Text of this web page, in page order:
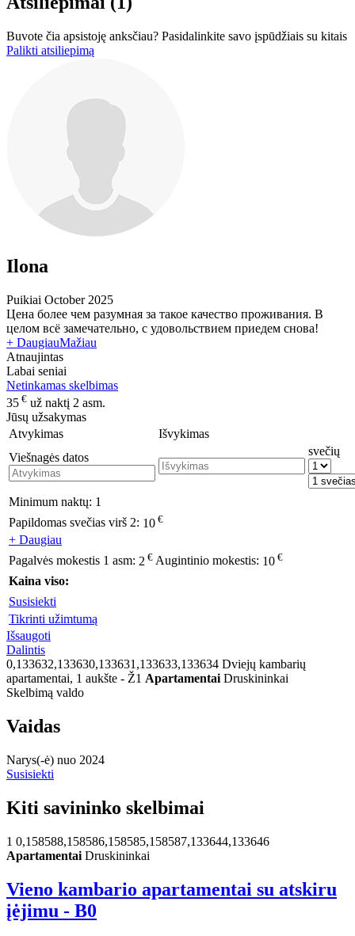
Buvote čia apsistoję anksčiau? Pasidalinkite savo įspūdžiais su kitais
Palikti atsiliepimą
Ilona
Puikiai October 2025
Цена более чем разумная за такое качество проживания. В
целом всё замечательно, с удовольствием приедем снова!
+ DaugiauMažiau
Atnaujintas
Labai seniai
Netinkamas skelbimas
35 € už naktį 2 asm.
Jūsų užsakymas
Atvykimas
Išvykimas
Viešnagės datos
svečių
Minimum naktų: 1
Papildomas svečias virš 2: 10 €
+ Daugiau
Pagalvės mokestis 1 asm: 2 € Augintinio mokestis: 10 €
Kaina viso:
Susisiekti
Tikrinti užimtumą
Išsaugoti
Dalintis
0,133632,133630,133631,133633,133634 Dviejų kambarių
apartamentai, 1 aukšte - Ž1 ApartamentaiDruskininkai
Skelbimą valdo
Vaidas
Narys(-ė) nuo 2024
Susisiekti
Kiti savininko skelbimai
1 0,158588,158586,158585,158587,133644,133646
Apartamentai Druskininkai
Vieno kambario apartamentai su atskiru
įėjimu - B0